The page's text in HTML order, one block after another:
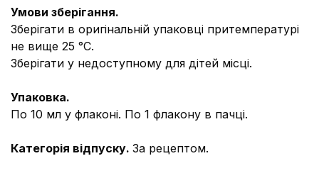
Умови зберігання.
Зберігати в оригінальній упаковці притемпературі
не вище 25 °С.
Зберігати у недоступному для дітей місці.
Упаковка.
По 10 мл у флаконі. По 1 флакону в пачці.
Категорія відпуску. За рецептом.